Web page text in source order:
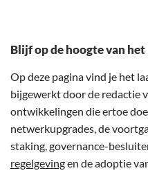
Blijf op de hoogte van
Op deze pagina vind je het
bijgewerkt door de redactie
ontwikkelingen die ertoe
netwerkupgrades, de
staking, governance-
regelgevingen de adoptie